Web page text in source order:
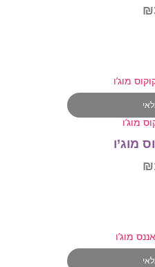
₪
לסל
מוג’ו
₪
נוסף